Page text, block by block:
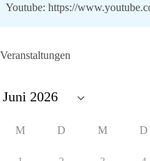
Youtube: https://
lohnt, dieBasis zu wählen.
Veranstaltungen
M D M D